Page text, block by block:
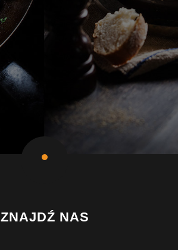
ZNAJDŹ NAS